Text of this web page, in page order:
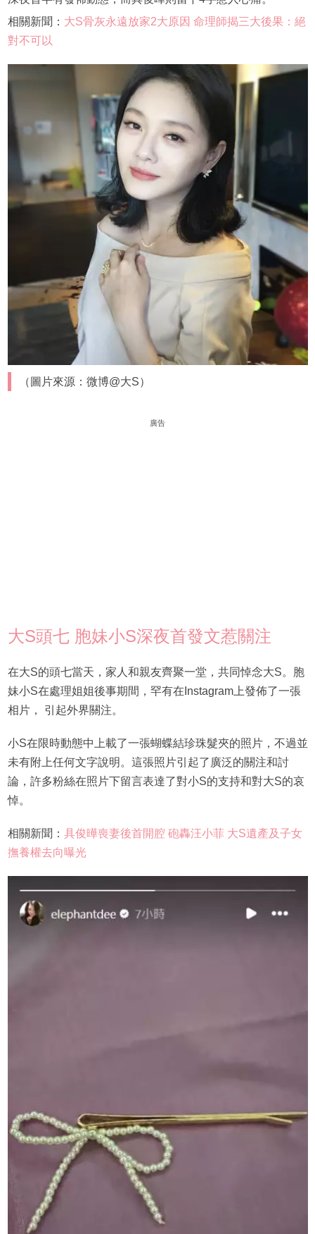
相關新聞： 大S骨灰永遠放家2大原因 命理師揭三大後果：絕
對不可以
（圖片來源：微博@大S）
廣告
大S頭七 胞妹小S深夜首發文惹關注
在大S的頭七當天，家人和親友齊聚一堂，共同悼念大S。胞
妹小S在處理姐姐後事期間，罕有在Instagram上發佈了一張
相片， 引起外界關注。
小S在限時動態中上載了一張蝴蝶結珍珠髮夾的照片，不過並
未有附上任何文字說明。這張照片引起了廣泛的關注和討
論，許多粉絲在照片下留言表達了對小S的支持和對大S的哀
悼。
相關新聞： 具俊曄喪妻後首開腔 砲轟汪小菲 大S遺產及子女
撫養權去向曝光